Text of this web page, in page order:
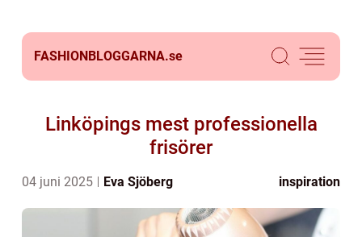
FASHIONBLOGGARNA.se
Linköpings mest professionella
frisörer
04 juni 2025 Eva Sjöberg inspiration